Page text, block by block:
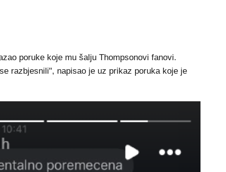
poruke koje mu šalju Thompsonovi fanovi.
razbjesnili", napisao je uz prikaz poruka koje je